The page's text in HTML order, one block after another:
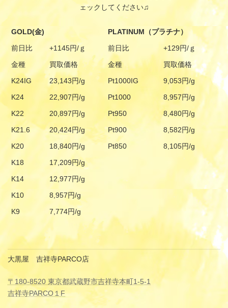
ェックしてください♫
GOLD(金)
PLATINUM（プラチナ）
前日比
+1145円/ｇ 前日比
+129円/ｇ
金種
買取価格 金種
買取価格
K24IG
23,143円/g Pt1000IG
9,053円/g
K24
22,907円/g Pt1000
8,957円/g
K22
20,897円/g Pt950
8,480円/g
K21.6
20,424円/g Pt900
8,582円/g
K20
18,840円/g Pt850
8,105円/g
K18
17,209円/g
K14
12,977円/g
K10
8,957円/g
K9
7,774円/g
大黒屋 吉祥寺PARCO店
〒180-8520 東京都武蔵野市吉祥寺本町1-5-1
吉祥寺PARCO１F